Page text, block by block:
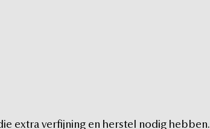
extra verfijning en herstel nodig hebben.